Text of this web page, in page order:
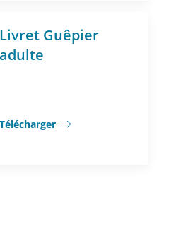
Livret Guêpier
adulte
Télécharger